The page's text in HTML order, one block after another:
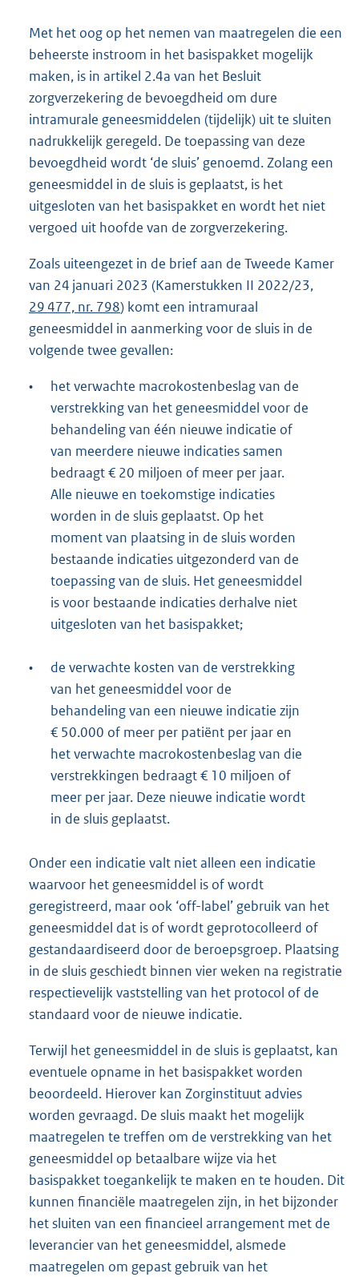
Met het oog op het nemen van maatregelen die een
beheerste instroom in het basispakket mogelijk
maken, is in artikel 2.4a van het Besluit
zorgverzekering de bevoegdheid om dure
intramurale geneesmiddelen (tijdelijk) uit te sluiten
nadrukkelijk geregeld. De toepassing van deze
bevoegdheid wordt ‘de sluis’ genoemd. Zolang een
geneesmiddel in de sluis is geplaatst, is het
uitgesloten van het basispakket en wordt het niet
vergoed uit hoofde van de zorgverzekering.
Zoals uiteengezet in de brief aan de Tweede Kamer
van 24 januari 2023 (Kamerstukken II 2022/23,
29 477, nr. 798) komt een intramuraal
geneesmiddel in aanmerking voor de sluis in de
volgende twee gevallen:
•
het verwachte macrokostenbeslag van de
verstrekking van het geneesmiddel voor de
behandeling van één nieuwe indicatie of
van meerdere nieuwe indicaties samen
bedraagt € 20 miljoen of meer per jaar.
Alle nieuwe en toekomstige indicaties
worden in de sluis geplaatst. Op het
moment van plaatsing in de sluis worden
bestaande indicaties uitgezonderd van de
toepassing van de sluis. Het geneesmiddel
is voor bestaande indicaties derhalve niet
uitgesloten van het basispakket;
•
de verwachte kosten van de verstrekking
van het geneesmiddel voor de
behandeling van een nieuwe indicatie zijn
€ 50.000 of meer per patiënt per jaar en
het verwachte macrokostenbeslag van die
verstrekkingen bedraagt € 10 miljoen of
meer per jaar. Deze nieuwe indicatie wordt
in de sluis geplaatst.
Onder een indicatie valt niet alleen een indicatie
waarvoor het geneesmiddel is of wordt
geregistreerd, maar ook ‘off-label’ gebruik van het
geneesmiddel dat is of wordt geprotocolleerd of
gestandaardiseerd door de beroepsgroep. Plaatsing
in de sluis geschiedt binnen vier weken na registratie
respectievelijk vaststelling van het protocol of de
standaard voor de nieuwe indicatie.
Terwijl het geneesmiddel in de sluis is geplaatst, kan
eventuele opname in het basispakket worden
beoordeeld. Hierover kan Zorginstituut advies
worden gevraagd. De sluis maakt het mogelijk
maatregelen te treffen om de verstrekking van het
geneesmiddel op betaalbare wijze via het
basispakket toegankelijk te maken en te houden. Dit
kunnen financiële maatregelen zijn, in het bijzonder
het sluiten van een financieel arrangement met de
leverancier van het geneesmiddel, alsmede
maatregelen om gepast gebruik van het